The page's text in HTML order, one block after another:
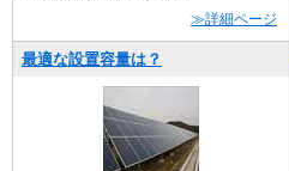
≫詳細ページ
最適な設置容量は？